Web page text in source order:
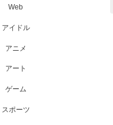
Web
アイドル
アニメ
アート
ゲーム
スポーツ